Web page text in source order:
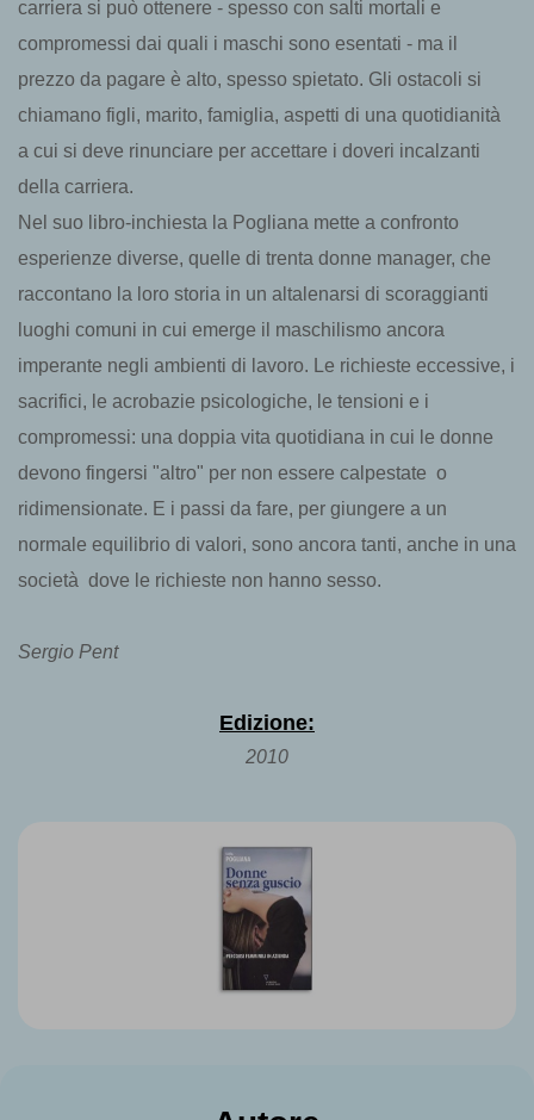
carriera si può ottenere - spesso con salti mortali e
compromessi dai quali i maschi sono esentati - ma il
prezzo da pagare è alto, spesso spietato. Gli ostacoli si
chiamano figli, marito, famiglia, aspetti di una quotidianità
a cui si deve rinunciare per accettare i doveri incalzanti
della carriera.
Nel suo libro-inchiesta la Pogliana mette a confronto
esperienze diverse, quelle di trenta donne manager, che
raccontano la loro storia in un altalenarsi di scoraggianti
luoghi comuni in cui emerge il maschilismo ancora
imperante negli ambienti di lavoro. Le richieste eccessive, i
sacrifici, le acrobazie psicologiche, le tensioni e i
compromessi: una doppia vita quotidiana in cui le donne
devono fingersi "altro" per non essere calpestate o
ridimensionate. E i passi da fare, per giungere a un
normale equilibrio di valori, sono ancora tanti, anche in una
società dove le richieste non hanno sesso.
Sergio Pent
Edizione:
2010